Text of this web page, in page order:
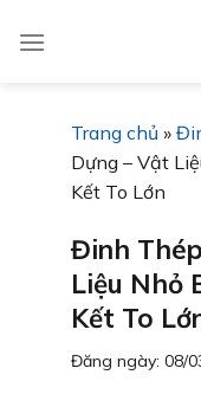
đến
Trang chủ »
Dựng – Vật
Kết To Lớn
Đinh
Liệu Nhỏ
Kết To
Đăng ngày: 08/